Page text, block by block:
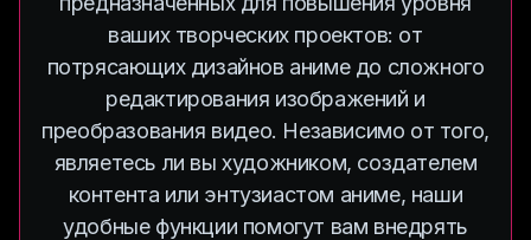
ваших творческих проектов: от
потрясающих дизайнов аниме до сложного
редактирования изображений и
преобразования видео. Независимо от того,
являетесь ли вы художником, создателем
контента или энтузиастом аниме, наши
удобные функции помогут вам внедрять